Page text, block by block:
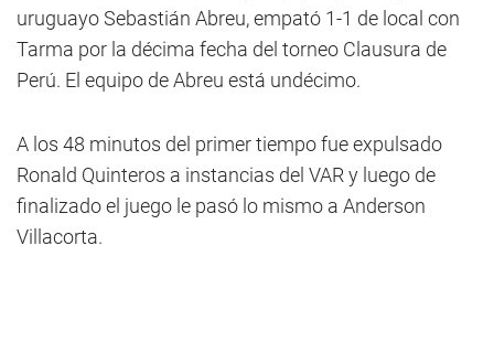
uruguayo Sebastián Abreu, empató 1-1 de local con
Tarma por la décima fecha del torneo Clausura de
Perú. El equipo de Abreu está undécimo.
A los 48 minutos del primer tiempo fue expulsado
Ronald Quinteros a instancias del VAR y luego de
finalizado el juego le pasó lo mismo a Anderson
Villacorta.